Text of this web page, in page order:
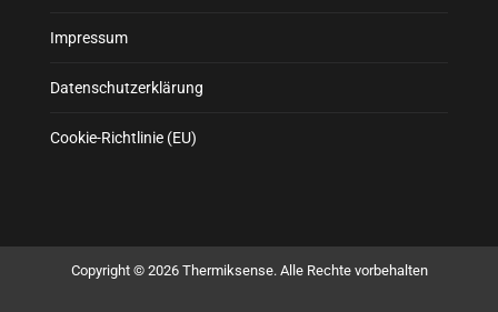
Impressum
Datenschutzerklärung
Cookie-Richtlinie (EU)
Copyright © 2026 Thermiksense. Alle Rechte vorbehalten